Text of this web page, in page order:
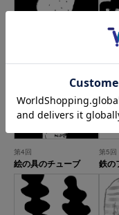
第2回
第4回
絵の具のチューブ
第5回
鉄の